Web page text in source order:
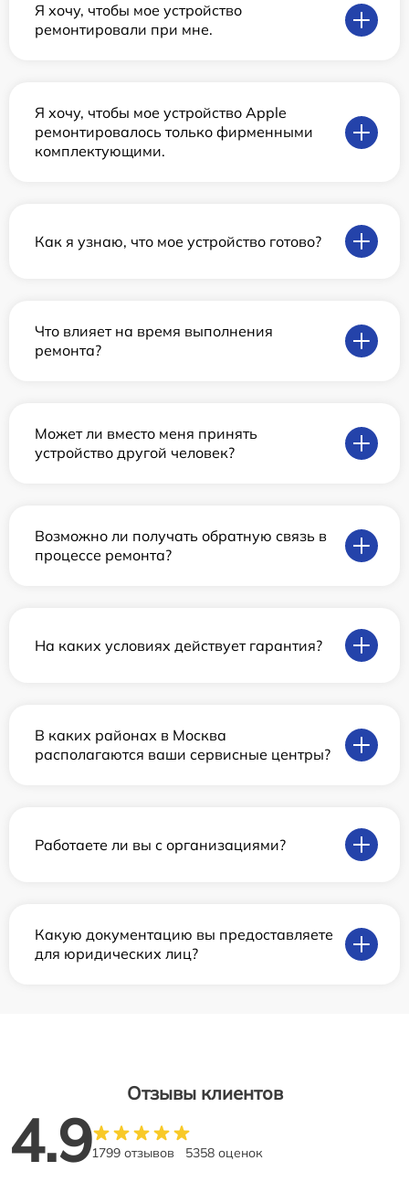
Я хочу, чтобы мое устройство
ремонтировали при мне.
Я хочу, чтобы мое устройство Apple
ремонтировалось только фирменными
комплектующими.
Как я узнаю, что мое устройство готово?
Что влияет на время выполнения
ремонта?
Может ли вместо меня принять
устройство другой человек?
Возможно ли получать обратную связь в
процессе ремонта?
На каких условиях действует гарантия?
В каких районах в Москва
располагаются ваши сервисные центры?
Работаете ли вы с организациями?
Какую документацию вы предоставляете
для юридических лиц?
Отзывы клиентов
4.91799 отзывов 5358 оценок